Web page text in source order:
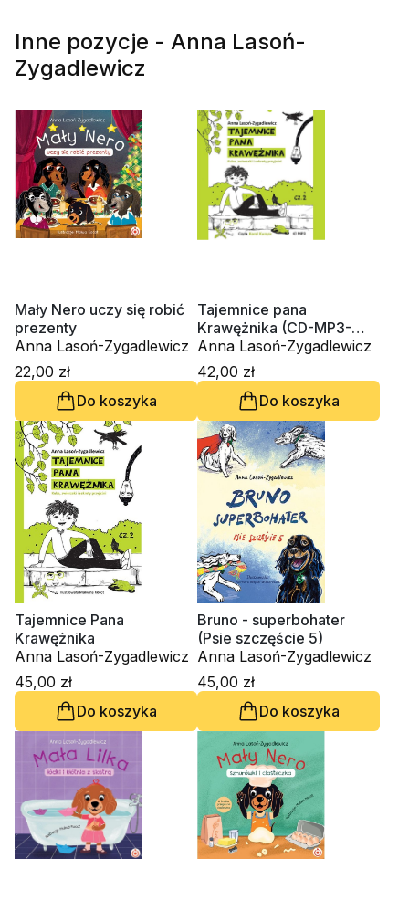
Inne pozycje - Anna Lasoń-
Zygadlewicz
Mały Nero uczy się robić
prezenty
Anna Lasoń-Zygadlewicz
22,00 zł
Do koszyka
Tajemnice pana
Krawężnika (CD-MP3-
audiobook)
Anna Lasoń-Zygadlewicz
42,00 zł
Do koszyka
Tajemnice Pana
Krawężnika
Anna Lasoń-Zygadlewicz
45,00 zł
Do koszyka
Bruno - superbohater
(Psie szczęście 5)
Anna Lasoń-Zygadlewicz
45,00 zł
Do koszyka